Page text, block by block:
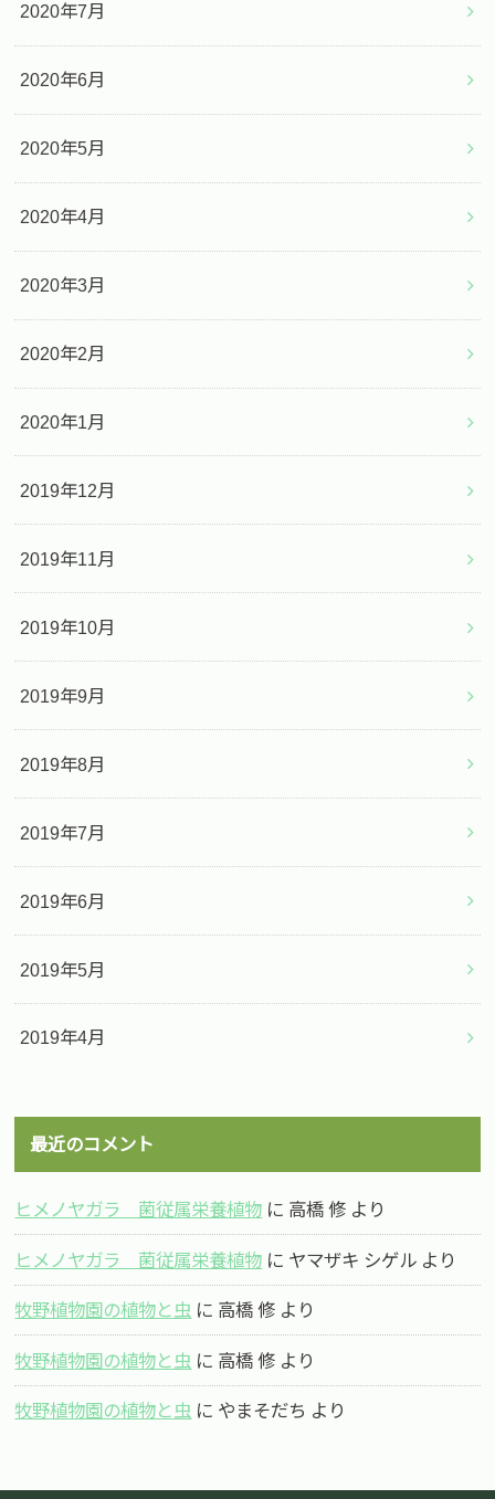
2020年7月
2020年6月
2020年5月
2020年4月
2020年3月
2020年2月
2020年1月
2019年12月
2019年11月
2019年10月
2019年9月
2019年8月
2019年7月
2019年6月
2019年5月
2019年4月
最近のコメント
ヒメノヤガラ 菌従属栄養植物 に 高橋 修 より
ヒメノヤガラ 菌従属栄養植物 に ヤマザキ シゲル より
牧野植物園の植物と虫 に 高橋 修 より
牧野植物園の植物と虫 に 高橋 修 より
牧野植物園の植物と虫 に やまそだち より